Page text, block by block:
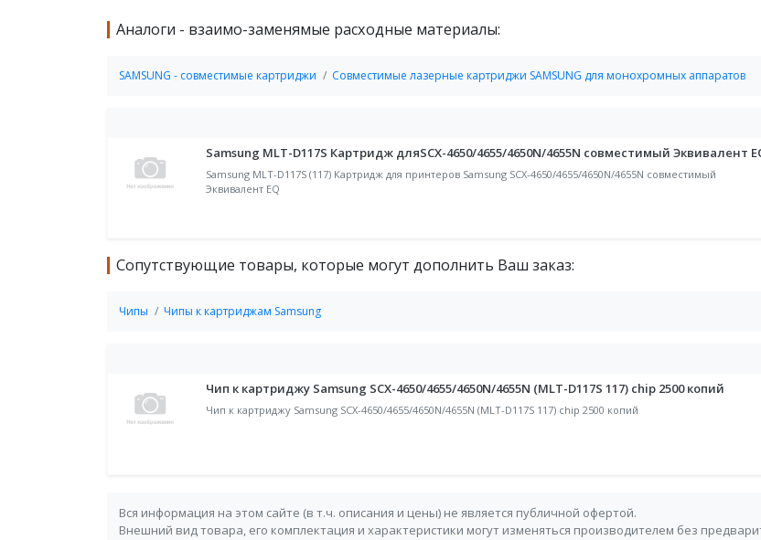
Аналоги - взаимо-заменямые расходные материалы:
SAMSUNG - совместимые картриджи Совместимые лазерные картриджи SAMSUNG для монохромных аппаратов
Samsung MLT-D117S Картридж дляSCX-4650/4655/4650N/4655N совместимый Эквивалент
Samsung MLT-D117S (117) Картридж для принтеров Samsung SCX-4650/4655/4650N/4655N совместимый
Эквивалент EQ
Сопутствующие товары, которые могут дополнить Ваш заказ:
Чипы Чипы к картриджам Samsung
Чип к картриджу Samsung SCX-4650/4655/4650N/4655N (MLT-D117S 117) chip 2500 копий
Чип к картриджу Samsung SCX-4650/4655/4650N/4655N (MLT-D117S 117) chip 2500 копий
Вся информация на этом сайте (в т.ч. описания и цены) не является публичной офертой.
Внешний вид товара, его комплектация и характеристики могут изменяться производителем без